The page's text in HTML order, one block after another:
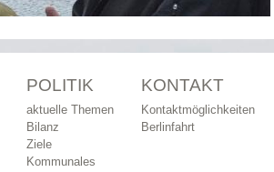
POLITIK
aktuelle Themen
Bilanz
Ziele
Kommunales
KONTAKT
Kontaktmöglichkeiten
Berlinfahrt